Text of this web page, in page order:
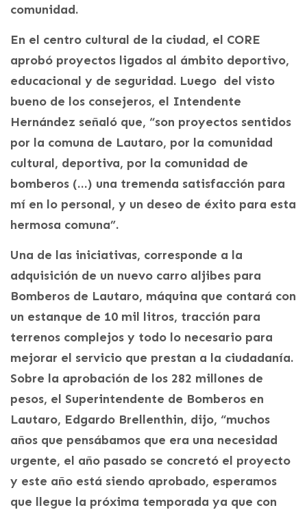
comunidad.
En el centro cultural de la ciudad, el CORE
aprobó proyectos ligados al ámbito deportivo,
educacional y de seguridad. Luego del visto
bueno de los consejeros, el Intendente
Hernández señaló que, “son proyectos sentidos
por la comuna de Lautaro, por la comunidad
cultural, deportiva, por la comunidad de
bomberos (…) una tremenda satisfacción para
mí en lo personal, y un deseo de éxito para esta
hermosa comuna”.
Una de las iniciativas, corresponde a la
adquisición de un nuevo carro aljibes para
Bomberos de Lautaro, máquina que contará con
un estanque de 10 mil litros, tracción para
terrenos complejos y todo lo necesario para
mejorar el servicio que prestan a la ciudadanía.
Sobre la aprobación de los 282 millones de
pesos, el Superintendente de Bomberos en
Lautaro, Edgardo Brellenthin, dijo, “muchos
años que pensábamos que era una necesidad
urgente, el año pasado se concretó el proyecto
y este año está siendo aprobado, esperamos
que llegue la próxima temporada ya que con